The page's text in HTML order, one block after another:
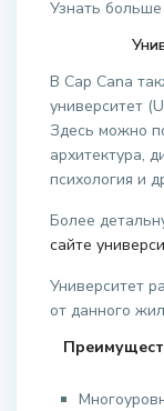
Узнать
В Cap Cana
университет
Здесь можно
архитектура,
психология и
Более
сайте
Университет
от данного